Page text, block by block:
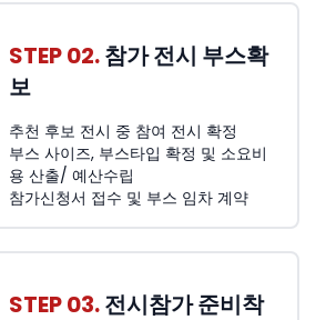
STEP 02.참가 전시 부스확
보
추천 후보 전시 중 참여 전시 확정
부스 사이즈, 부스타입 확정 및 소요비
용 산출/ 예산수립
참가신청서 접수 및 부스 임차 계약
STEP 03.전시참가 준비착